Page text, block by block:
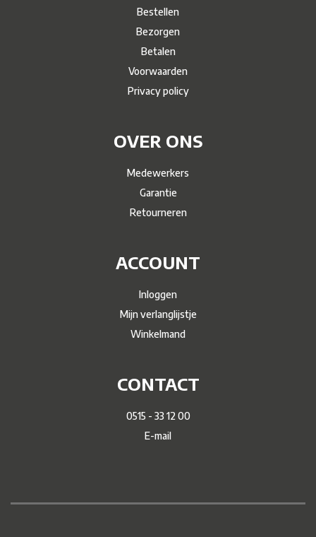
Bestellen
Bezorgen
Betalen
Voorwaarden
Privacy policy
OVER ONS
Medewerkers
Garantie
Retourneren
ACCOUNT
Inloggen
Mijn verlanglijstje
Winkelmand
CONTACT
0515 - 33 12 00
E-mail